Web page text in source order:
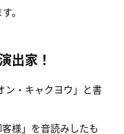
。
出家！
ン・キャクヨウ」と書
様」を音読みしたも